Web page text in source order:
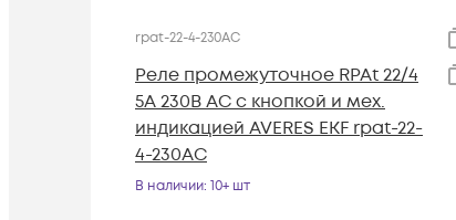
rpat-22-4-230AC
Реле промежуточное RPAt 22/4
5А 230В AC с кнопкой и мех.
индикацией AVERES EKF rpat-22-
4-230AC
В наличии: 10+ шт